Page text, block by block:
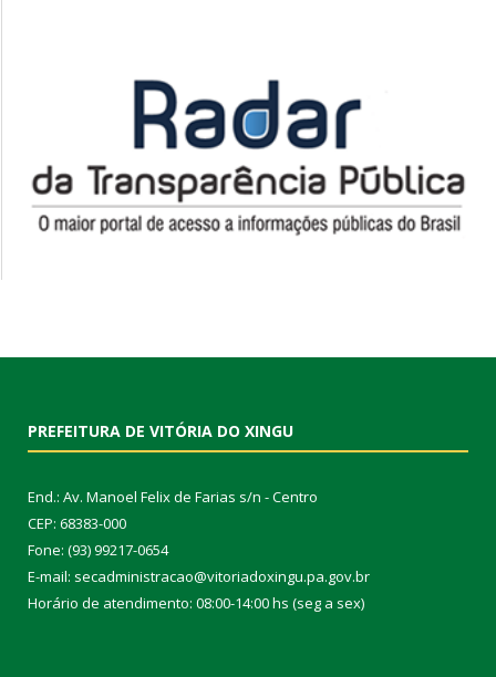
PREFEITURA DE VITÓRIA DO XINGU
End.: Av. Manoel Felix de Farias s/n - Centro
CEP: 68383-000
Fone: (93) 99217-0654
E-mail: secadministracao@vitoriadoxingu.pa.gov.br
Horário de atendimento: 08:00-14:00 hs (seg a sex)